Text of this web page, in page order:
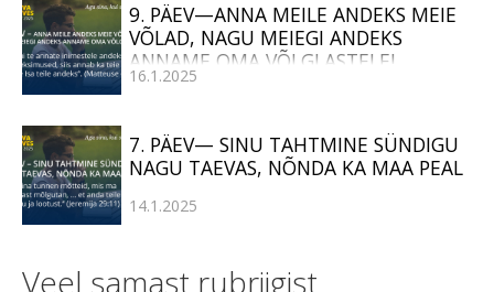
9. PÄEV—ANNA MEILE ANDEKS MEIE
VÕLAD, NAGU MEIEGI ANDEKS
ANNAME OMA VÕLGLASTELE!
16.1.2025
7. PÄEV— SINU TAHTMINE SÜNDIGU
NAGU TAEVAS, NÕNDA KA MAA PEAL
14.1.2025
Veel samast rubriigist